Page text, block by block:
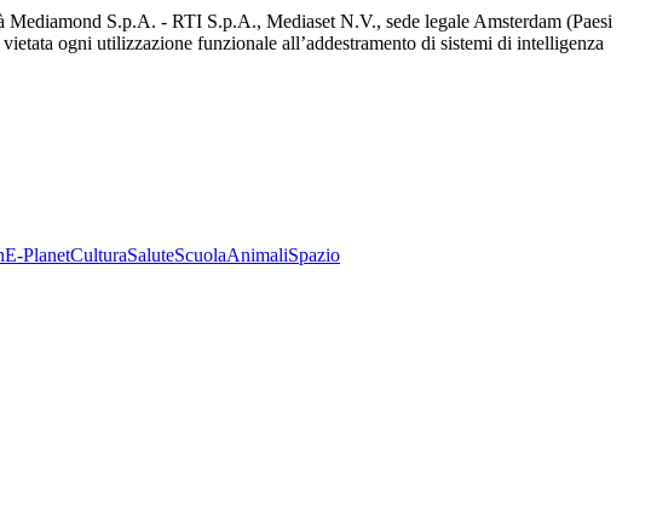
S.p.A. - RTI S.p.A., Mediaset N.V., sede legale Amsterdam (Paesi
ogni utilizzazione funzionale all’addestramento di sistemi di intelligenza
E-PlanetCulturaSaluteScuolaAnimaliSpazio